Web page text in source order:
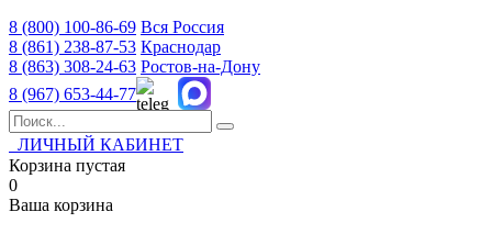
8 (800) 100-86-69 Вся Россия
8 (861) 238-87-53 Краснодар
8 (863) 308-24-63 Ростов-на-Дону
8 (967) 653-44-77
ЛИЧНЫЙ КАБИНЕТ
Корзина пустая
0
Ваша корзина